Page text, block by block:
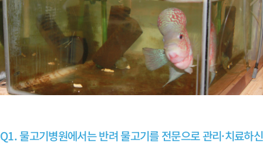
Q1. 물고기병원에서는 반려 물고기를 전문으로 관리·치료하신